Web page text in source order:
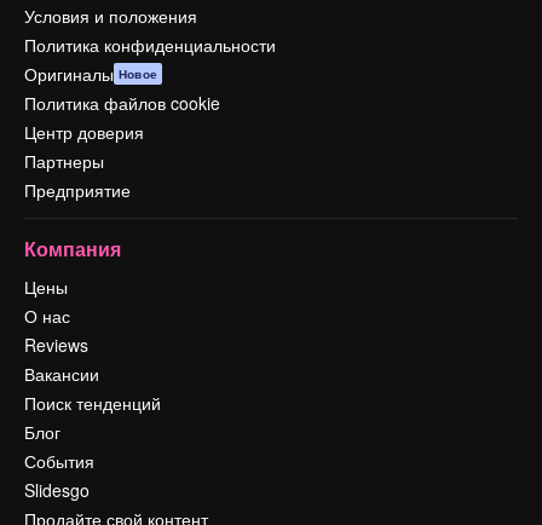
Условия и положения
Политика конфиденциальности
Оригиналы Новое
Политика файлов cookie
Центр доверия
Партнеры
Предприятие
Компания
Цены
О нас
Reviews
Вакансии
Поиск тенденций
Блог
События
Slidesgo
Продайте свой контент